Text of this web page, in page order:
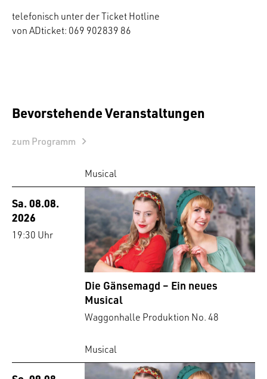
telefonisch unter der Ticket Hotline
von ADticket: 069 902839 86
Bevorstehende Veranstaltungen
zum Programm
Musical
Sa. 08.08.
2026
19:30 Uhr
Die Gänsemagd – Ein neues
Musical
Waggonhalle Produktion No. 48
Musical